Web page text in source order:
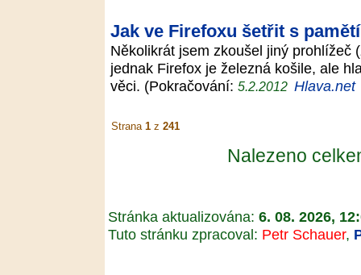
Jak ve Firefoxu šetřit s
Několikrát jsem zkoušel jiný prohlížeč
jednak Firefox je železná košile, ale
věci. (Pokračování: 5.2.2012 Hlava.net
Strana 1 z 241
Nalezeno
Stránka aktualizována: 6. 08. 2026,
Tuto stránku zpracoval: Petr Schauer,